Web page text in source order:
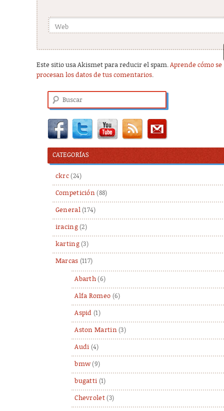
Web
Este sitio usa Akismet para reducir el spam.Aprende cómo se
procesan los datos de tus comentarios.
Buscar
CATEGORÍAS
ckrc(24)
Competición (88)
General(174)
iracing(2)
karting(3)
Marcas (117)
Abarth (6)
Alfa Romeo (6)
Aspid (1)
Aston Martin (3)
Audi (4)
bmw (9)
bugatti (1)
Chevrolet(3)